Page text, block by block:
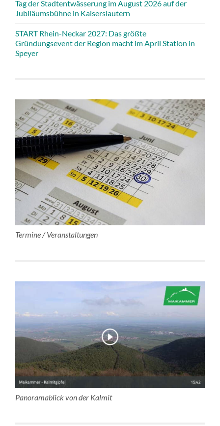
Tag der Stadtentwässerung im August 2026 auf der
Jubiläumsbühne in Kaiserslautern
START Rhein-Neckar 2027: Das größte
Gründungsevent der Region macht im April Station in
Speyer
Termine / Veranstaltungen
Panoramablick von der Kalmit